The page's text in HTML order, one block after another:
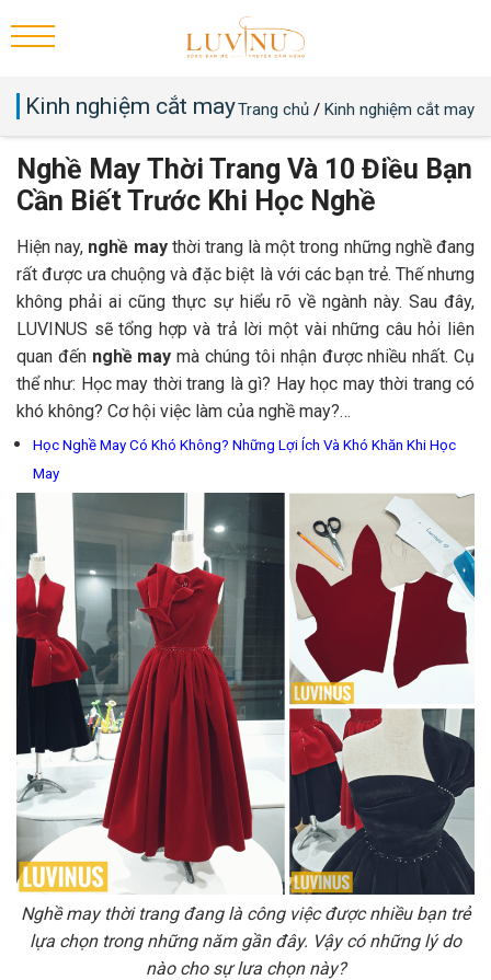
Kinh nghiệm cắt mayTrang chủ / Kinh nghiệm cắt may
Nghề May Thời Trang Và 10 Điều Bạn
Cần Biết Trước Khi Học Nghề
Hiện nay, nghề maythời trang là một trong những nghề đang
rất được ưa chuộng và đặc biệt là với các bạn trẻ. Thế nhưng
không phải ai cũng thực sự hiểu rõ về ngành này. Sau đây,
LUVINUS sẽ tổng hợp và trả lời một vài những câu hỏi liên
quan đến nghề maymà chúng tôi nhận được nhiều nhất. Cụ
thể như: Học may thời trang là gì? Hay học may thời trang có
khó không? Cơ hội việc làm của nghề may?…
Học Nghề May Có Khó Không? Những Lợi Ích Và Khó Khăn Khi Học
May
Nghề may thời trang đang là công việc được nhiều bạn trẻ
lựa chọn trong những năm gần đây. Vậy có những lý do
nào cho sự lưa chọn này?